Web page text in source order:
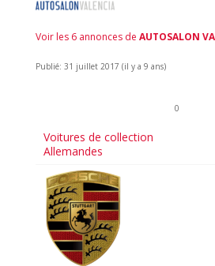
Voir les 6 annonces de AUTOSALON
Publié: 31 juillet 2017 (il y a 9 ans)
0
Voitures de collection
Allemandes